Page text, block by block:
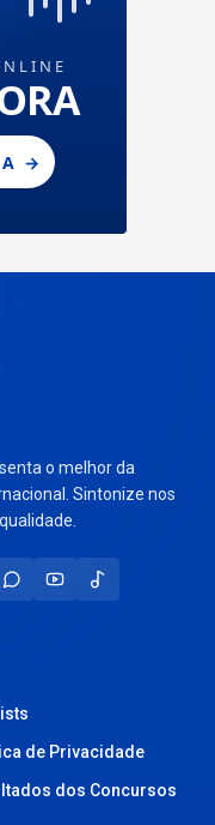
o melhor da
Sintonize nos
de Privacidade
dos Concursos